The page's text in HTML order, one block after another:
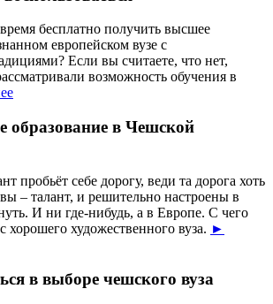
бесплатно получить высшее
европейском вузе с
Если вы считаете, что нет,
возможность обучения в
образование в Чешской
пробьёт себе дорогу, веди та дорога хоть
– талант, и решительно настроены в
И ни где-нибудь, а в Европе. С чего
хорошего художественного вуза. ►
в выборе чешского вуза